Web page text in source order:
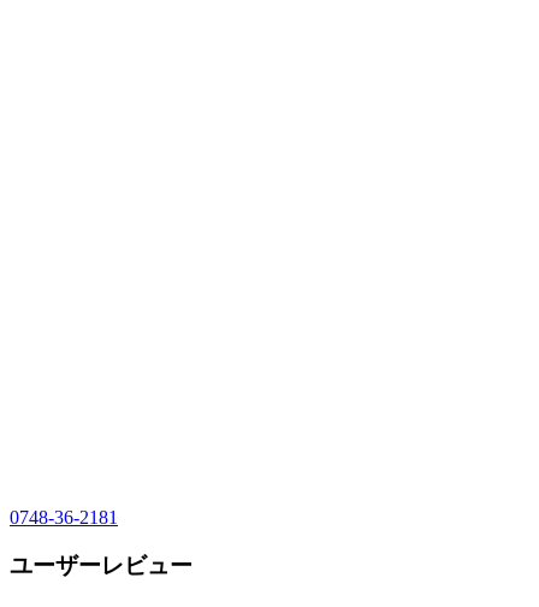
0748-36-2181
ユーザーレビュー